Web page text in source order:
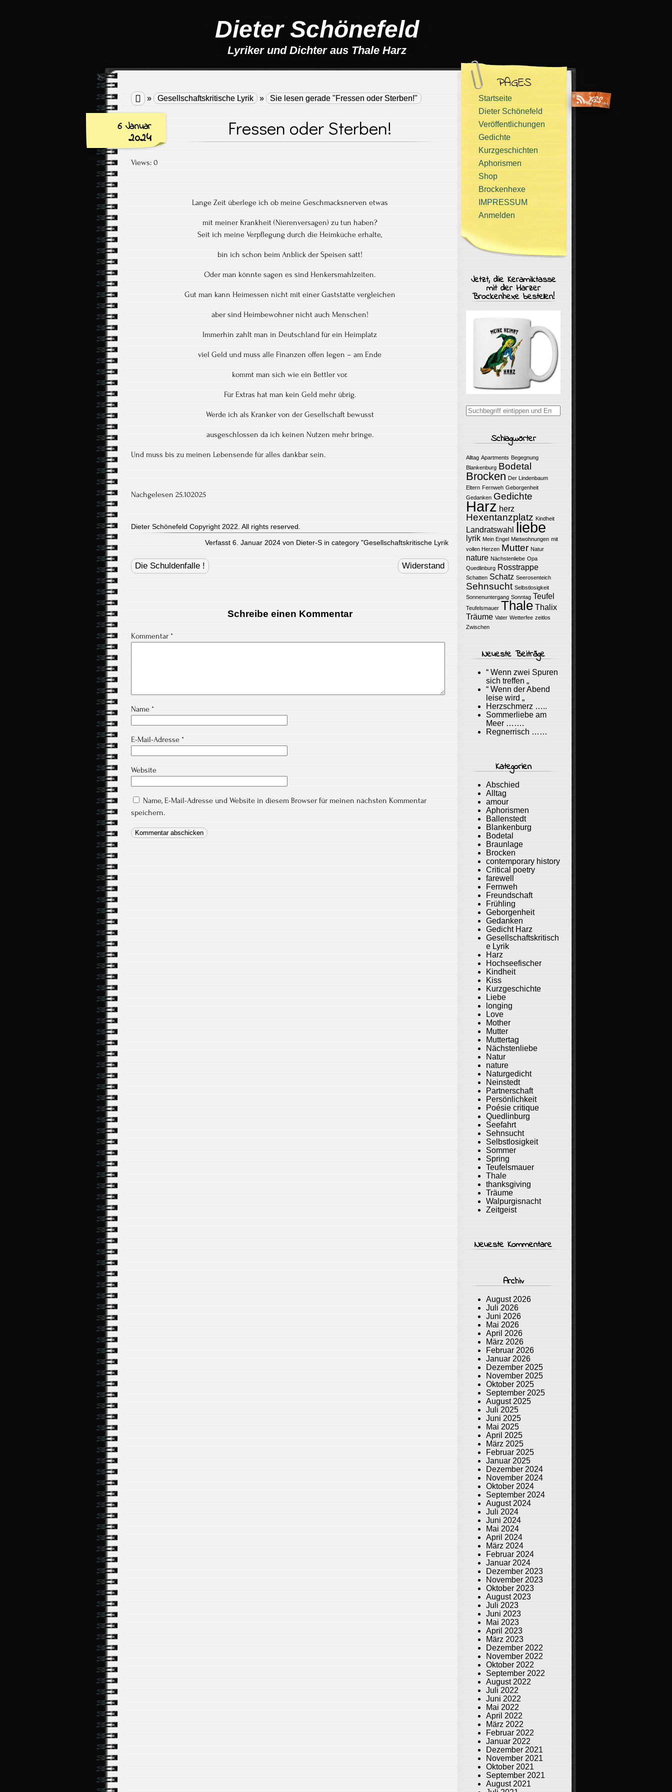
Dieter Schönefeld
Lyriker und Dichter aus Thale Harz
 » Gesellschaftskritische Lyrik » Sie lesen gerade "Fressen oder Sterben!"
6 Januar
2024 Fressen oder Sterben!
Views: 0
Lange Zeit überlege ich ob meine Geschmacksnerven etwas
mit meiner Krankheit (Nierenversagen) zu tun haben?
Seit ich meine Verpflegung durch die Heimküche erhalte,
bin ich schon beim Anblick der Speisen satt!
Oder man könnte sagen es sind Henkersmahlzeiten.
Gut man kann Heimessen nicht mit einer Gaststätte vergleichen
aber sind Heimbewohner nicht auch Menschen!
Immerhin zahlt man in Deutschland für ein Heimplatz
viel Geld und muss alle Finanzen offen legen – am Ende
kommt man sich wie ein Bettler vor.
Für Extras hat man kein Geld mehr übrig.
Werde ich als Kranker von der Gesellschaft bewusst
ausgeschlossen da ich keinen Nutzen mehr bringe.
Und muss bis zu meinen Lebensende für alles dankbar sein.
Nachgelesen 25.102025
Dieter Schönefeld Copyright 2022. All rights reserved.
Verfasst 6. Januar 2024 von Dieter-S in category "Gesellschaftskritische Lyrik
navigation
Die Schuldenfalle ! Widerstand
Schreibe einen Kommentar
Kommentar *
Name *
E-Mail-Adresse *
Website
Name, E-Mail-Adresse und Website in diesem Browser für meinen nächsten Kommentar
speichern.
PAGES
Startseite
Dieter Schönefeld
Veröffentlichungen
Gedichte
Kurzgeschichten
Aphorismen
Shop
Brockenhexe
IMPRESSUM
Anmelden
Jetzt, die Keramiktasse
mit der Harzer
Brockenhexe bestellen!
Suchergebnisse
für:
Schlagwörter
Alltag Apartments Begegnung
Blankenburg Bodetal
Brocken Der Lindenbaum
Eltern Fernweh Geborgenheit
Gedanken Gedichte
Harz herz
Hexentanzplatz Kindheit
Landratswahl liebe
lyrik Mein Engel Mietwohnungen mit
vollen Herzen Mutter Natur
nature Nächstenliebe Opa
Quedlinburg Rosstrappe
Schatten Schatz Seerosenteich
Sehnsucht Selbstlosigkeit
Sonnenuntergang Sonntag Teufel
Teufelsmauer Thale Thalix
Träume Vater Wetterfee zeitlos
Zwischen
Neueste Beiträge
“ Wenn zwei Spuren
sich treffen „
“ Wenn der Abend
leise wird „
Herzschmerz …..
Sommerliebe am
Meer …….
Regnerrisch ……
Kategorien
Abschied
Alltag
amour
Aphorismen
Ballenstedt
Blankenburg
Bodetal
Braunlage
Brocken
contemporary history
Critical poetry
farewell
Fernweh
Freundschaft
Frühling
Geborgenheit
Gedanken
Gedicht Harz
Gesellschaftskritisch
e Lyrik
Harz
Hochseefischer
Kindheit
Kiss
Kurzgeschichte
Liebe
longing
Love
Mother
Mutter
Muttertag
Nächstenliebe
Natur
nature
Naturgedicht
Neinstedt
Partnerschaft
Persönlichkeit
Poésie critique
Quedlinburg
Seefahrt
Sehnsucht
Selbstlosigkeit
Sommer
Spring
Teufelsmauer
Thale
thanksgiving
Träume
Walpurgisnacht
Zeitgeist
Neueste Kommentare
Archiv
August 2026
Juli 2026
Juni 2026
Mai 2026
April 2026
März 2026
Februar 2026
Januar 2026
Dezember 2025
November 2025
Oktober 2025
September 2025
August 2025
Juli 2025
Juni 2025
Mai 2025
April 2025
März 2025
Februar 2025
Januar 2025
Dezember 2024
November 2024
Oktober 2024
September 2024
August 2024
Juli 2024
Juni 2024
Mai 2024
April 2024
März 2024
Februar 2024
Januar 2024
Dezember 2023
November 2023
Oktober 2023
August 2023
Juli 2023
Juni 2023
Mai 2023
April 2023
März 2023
Dezember 2022
November 2022
Oktober 2022
September 2022
August 2022
Juli 2022
Juni 2022
Mai 2022
April 2022
März 2022
Februar 2022
Januar 2022
Dezember 2021
November 2021
Oktober 2021
September 2021
August 2021